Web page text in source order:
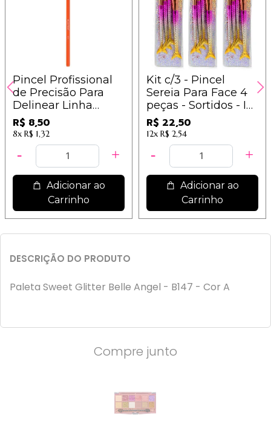
Pincel Profissional
de Precisão Para
Delinear Linha
Beauty Tools
Macrilan - BT12
R$ 8,50
8x R$ 1,32
Adicionar ao
Carrinho
Kit c/3 - Pincel
Sereia Para Face 4
peças - Sortidos - IM
/
R$ 22,50
12x R$ 2,54
Adicionar ao
Carrinho
DESCRIÇÃO DO PRODUTO
Paleta Sweet Glitter Belle Angel - B147 - Cor A
Compre junto